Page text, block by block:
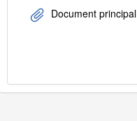
Document principal